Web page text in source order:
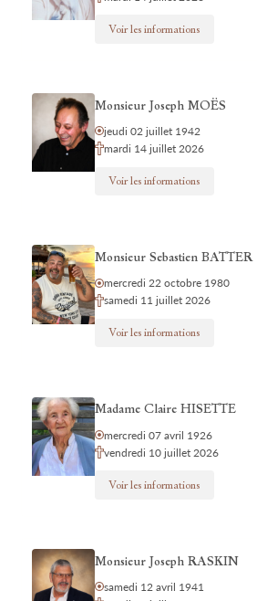
Voir les informations
Monsieur Joseph MOËS
jeudi 02 juillet 1942
mardi 14 juillet 2026
Voir les informations
Monsieur Sebastien BATTER
mercredi 22 octobre 1980
samedi 11 juillet 2026
Voir les informations
Madame Claire HISETTE
mercredi 07 avril 1926
vendredi 10 juillet 2026
Voir les informations
Monsieur Joseph RASKIN
samedi 12 avril 1941